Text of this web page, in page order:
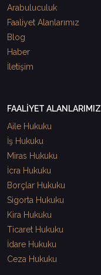
Arabuluculuk
Faaliyet Alanlarımız
Blog
Haber
İletişim
FAALİYET ALANLARIMIZ
Aile Hukuku
İş Hukuku
Miras Hukuku
İcra Hukuku
Borçlar Hukuku
Sigorta Hukuku
Kira Hukuku
Ticaret Hukuku
İdare Hukuku
Ceza Hukuku